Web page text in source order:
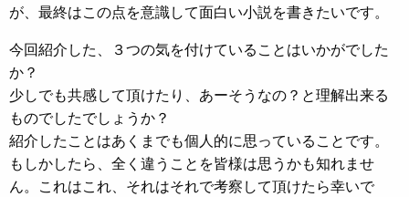
が、最終はこの点を意識して面白い小説を書きたいです。
今回紹介した、３つの気を付けていることはいかがでした
か？
少しでも共感して頂けたり、あーそうなの？と理解出来る
ものでしたでしょうか？
紹介したことはあくまでも個人的に思っていることです。
もしかしたら、全く違うことを皆様は思うかも知れませ
ん。これはこれ、それはそれで考察して頂けたら幸いで